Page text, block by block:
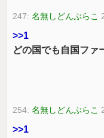
247:名無しどんぶらこ
>>1
どの国でも自国ファ
254:名無しどんぶらこ
>>1